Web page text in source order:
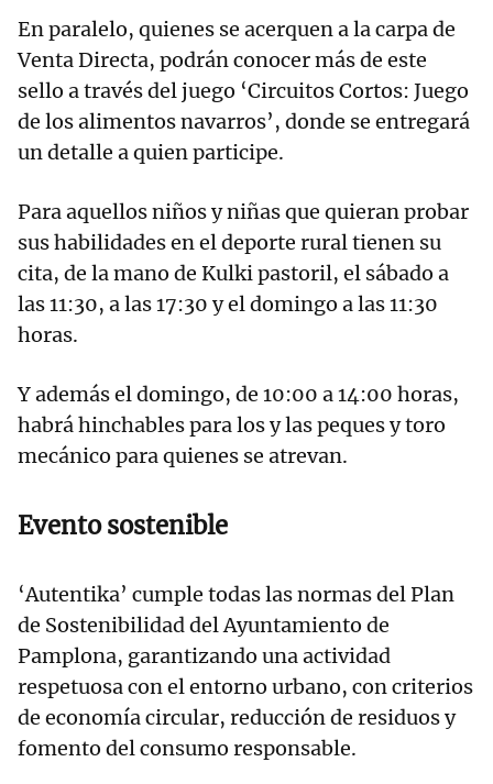
En paralelo, quienes se acerquen a la carpa de
Venta Directa, podrán conocer más de este
sello a través del juego ‘Circuitos Cortos: Juego
de los alimentos navarros’, donde se entregará
un detalle a quien participe.
Para aquellos niños y niñas que quieran probar
sus habilidades en el deporte rural tienen su
cita, de la mano de Kulki pastoril, el sábado a
las 11:30, a las 17:30 y el domingo a las 11:30
horas.
Y además el domingo, de 10:00 a 14:00 horas,
habrá hinchables para los y las peques y toro
mecánico para quienes se atrevan.
Evento sostenible
‘Autentika’ cumple todas las normas del Plan
de Sostenibilidad del Ayuntamiento de
Pamplona, garantizando una actividad
respetuosa con el entorno urbano, con criterios
de economía circular, reducción de residuos y
fomento del consumo responsable.